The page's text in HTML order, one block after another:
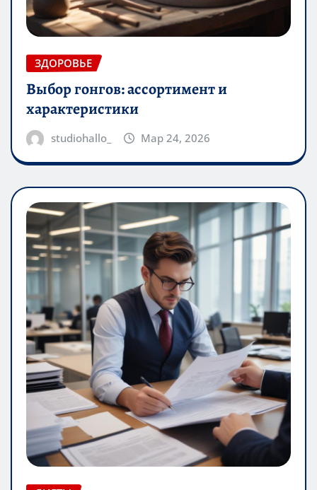
ЗДОРОВЬЕ
Выбор гонгов: ассортимент и
характеристики
studiohallo_ Мар 24, 2026